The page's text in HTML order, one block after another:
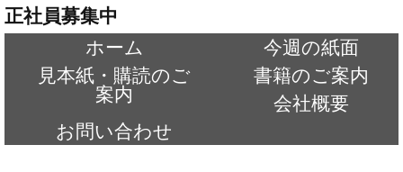
正社員募集中
ホーム
今週の紙面
見本紙・購読のご
案内
書籍のご案内
会社概要
お問い合わせ